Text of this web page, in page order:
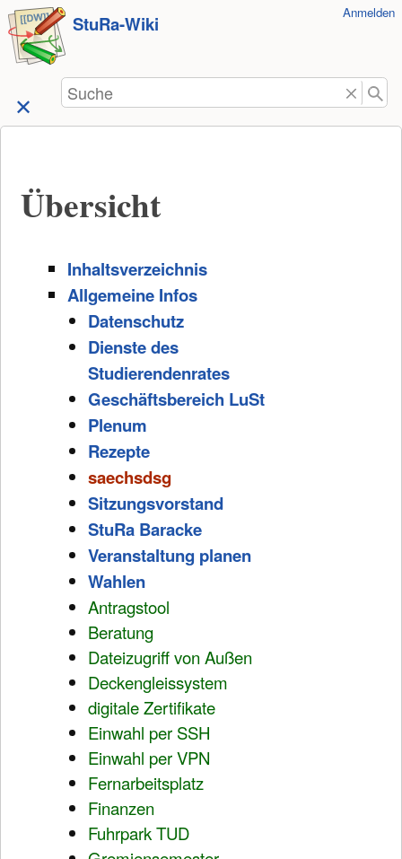
zum
Inhalt
springen
StuRa-Wiki Anmelden
Suche
Übersicht
Inhaltsverzeichnis
Allgemeine Infos
Datenschutz
Dienste des
Studierendenrates
Geschäftsbereich LuSt
Plenum
Rezepte
saechsdsg
Sitzungsvorstand
StuRa Baracke
Veranstaltung planen
Wahlen
Antragstool
Beratung
Dateizugriff von Außen
Deckengleissystem
digitale Zertifikate
Einwahl per SSH
Einwahl per VPN
Fernarbeitsplatz
Finanzen
Fuhrpark TUD